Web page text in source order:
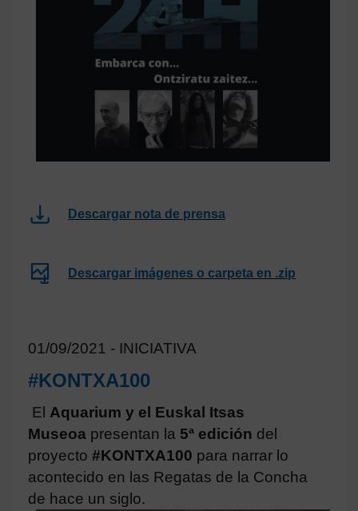
Descargar nota de prensa
Descargar imágenes o carpeta en .zip
01/09/2021 - INICIATIVA
#KONTXA100
El Aquarium y el Euskal Itsas
Museoa presentan la 5ª edición del
proyecto #KONTXA100 para narrar lo
acontecido en las Regatas de la Concha
de hace un siglo.